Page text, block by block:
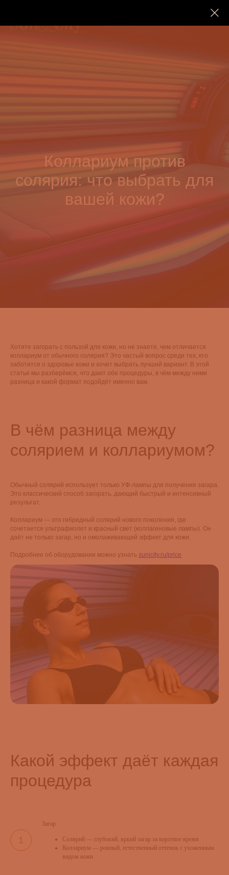
Коллариум против
солярия: что выбрать для
вашей кожи?
Хотите загорать с пользой для кожи, но не знаете, чем отличается
коллариум от обычного солярия? Это частый вопрос среди тех, кто
заботится о здоровье кожи и хочет выбрать лучший вариант. В этой
статье мы разберёмся, что дают обе процедуры, в чём между ними
разница и какой формат подойдёт именно вам.
В чём разница между
солярием и коллариумом?
Обычный солярий использует только УФ-лампы для получения загара.
Это классический способ загорать, дающий быстрый и интенсивный
результат.
Коллариум — это гибридный солярий нового поколения, где
сочетается ультрафиолет и красный свет (коллагеновые лампы). Он
даёт не только загар, но и омолаживающий эффект для кожи.
Подробнее об оборудовании можно узнать sunicity.ru/price
Какой эффект даёт каждая
процедура
Загар
Солярий — глубокий, яркий загар за короткое время
Коллариум — ровный, естественный оттенок с ухоженным
видом кожи